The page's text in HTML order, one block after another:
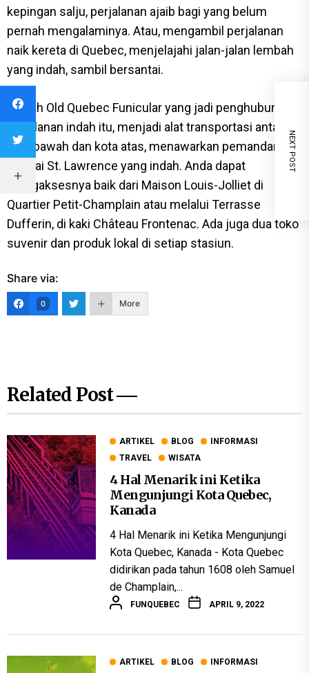
kepingan salju, perjalanan ajaib bagi yang belum
pernah mengalaminya. Atau, mengambil perjalanan
naik kereta di Quebec, menjelajahi jalan-jalan lembah
yang indah, sambil bersantai.
Adalah Old Quebec Funicular yang jadi penghubung
perjalanan indah itu, menjadi alat transportasi antara
kota bawah dan kota atas, menawarkan pemandangan
Sungai St. Lawrence yang indah. Anda dapat
mengaksesnya baik dari Maison Louis-Jolliet di
Quartier Petit-Champlain atau melalui Terrasse
Dufferin, di kaki Château Frontenac. Ada juga dua toko
suvenir dan produk lokal di setiap stasiun.
Share via:
0 More
NEXT POST
Related Post
ARTIKEL BLOG
INFORMASI
TRAVEL
WISATA
4 Hal Menarik ini Ketika
Mengunjungi Kota Quebec,
Kanada
4 Hal Menarik ini Ketika Mengunjungi
Kota Quebec, Kanada - Kota Quebec
didirikan pada tahun 1608 oleh Samuel
de Champlain,...
FUNQUEBEC APRIL 9, 2022
ARTIKEL BLOG
INFORMASI